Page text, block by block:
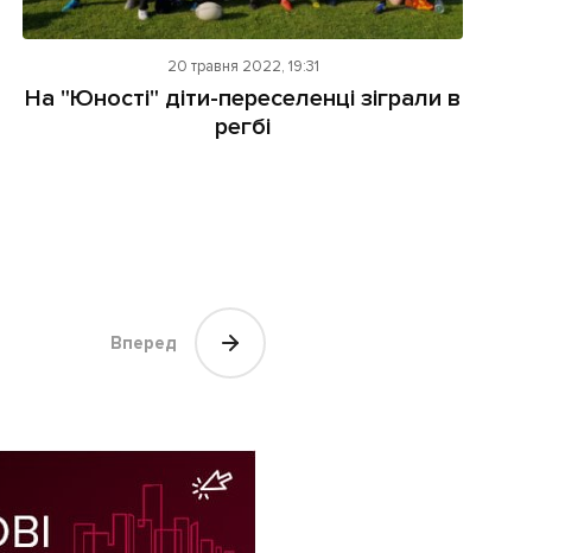
20 травня 2022, 19:31
На "Юності" діти-переселенці зіграли в
регбі
Вперед